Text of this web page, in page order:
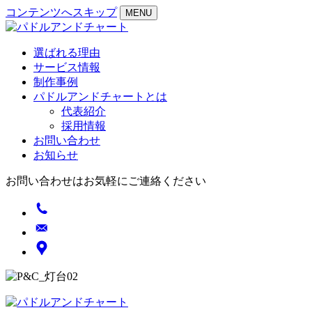
コンテンツへスキップ MENU
選ばれる理由
サービス情報
制作事例
パドルアンドチャートとは
代表紹介
採用情報
お問い合わせ
お知らせ
お問い合わせはお気軽にご連絡ください